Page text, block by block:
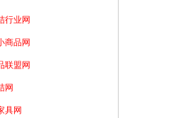
行业网
商品网
联盟网
网
具网